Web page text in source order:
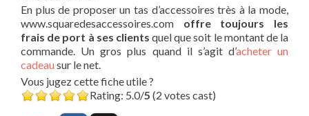
En plus de proposer un tas d’accessoires très à la mode,
www.squaredesaccessoires.com offre toujours les
frais de port à ses clients quel que soit le montant de la
commande. Un gros plus quand il s’agit d’acheter un
cadeausur le net.
Vous jugez cette fiche utile ?
Rating: 5.0/5 (2 votes cast)